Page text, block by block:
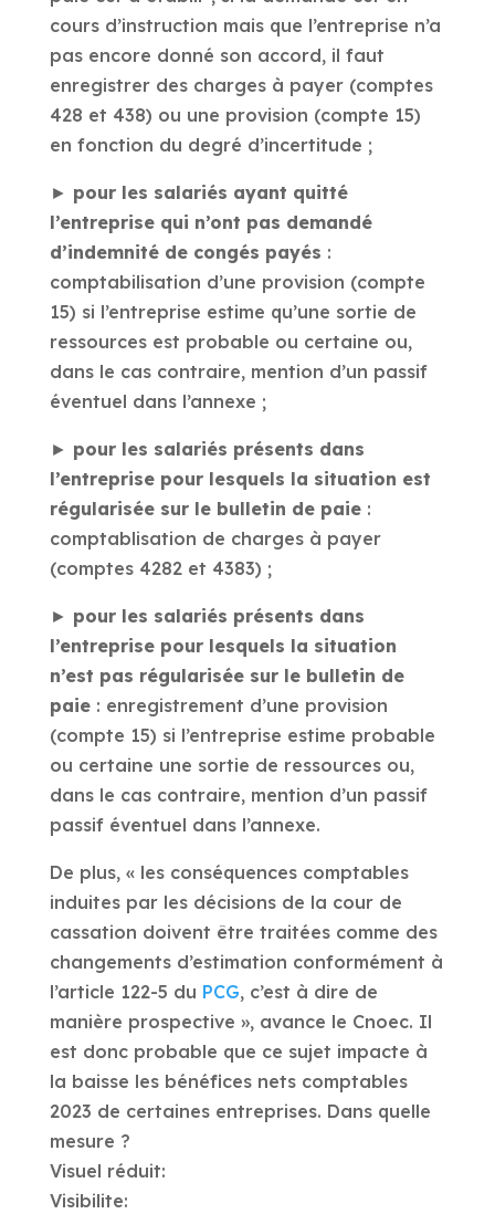
cours d’instruction mais que l’entreprise n’a
pas encore donné son accord, il faut
enregistrer des charges à payer (comptes
428 et 438) ou une provision (compte 15)
en fonction du degré d’incertitude ;
► pour les salariés ayant quitté
l’entreprise qui n’ont pas demandé
d’indemnité de congés payés :
comptabilisation d’une provision (compte
15) si l’entreprise estime qu’une sortie de
ressources est probable ou certaine ou,
dans le cas contraire, mention d’un passif
éventuel dans l’annexe ;
► pour les salariés présents dans
l’entreprise pour lesquels la situation est
régularisée sur le bulletin de paie:
comptablisation de charges à payer
(comptes 4282 et 4383) ;
► pour les salariés présents dans
l’entreprise pour lesquels la situation
n’est pas régularisée sur le bulletin de
paie: enregistrement d’une provision
(compte 15) si l’entreprise estime probable
ou certaine une sortie de ressources ou,
dans le cas contraire, mention d’un passif
passif éventuel dans l’annexe.
De plus, « les conséquences comptables
induites par les décisions de la cour de
cassation doivent être traitées comme des
changements d’estimation conformément à
l’article 122-5 du PCG, c’est à dire de
manière prospective », avance le Cnoec. Il
est donc probable que ce sujet impacte à
la baisse les bénéfices nets comptables
2023 de certaines entreprises. Dans quelle
mesure ?
Visuel réduit:
Visibilite: